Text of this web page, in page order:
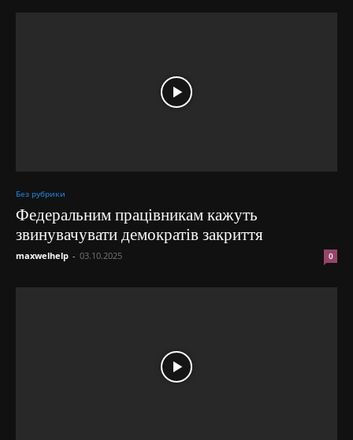
Без рубрики
Федеральним працівникам кажуть
звинувачувати демократів закриття
maxwelhelp - 03.10.2025 0